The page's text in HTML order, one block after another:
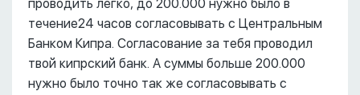
проводить легко, до 200.000 нужно было в
течение24 часов согласовывать с Центральным
Банком Кипра. Согласование за тебя проводил
твой кипрский банк. А суммы больше 200.000
нужно было точно так же согласовывать с